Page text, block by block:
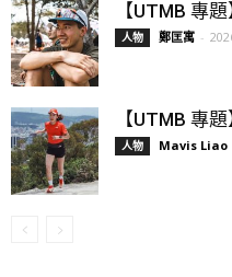
【UTMB 專
人物 鄭匡寓 -
【UTMB 專
人物 Mavis Liao